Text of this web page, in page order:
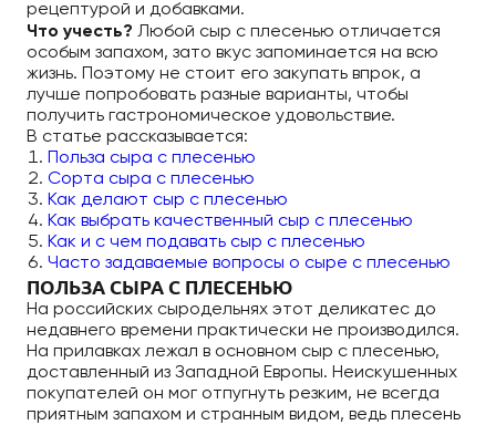
рецептурой и добавками.
Что учесть? Любой сыр с плесенью отличается
особым запахом, зато вкус запоминается на всю
жизнь. Поэтому не стоит его закупать впрок, а
лучше попробовать разные варианты, чтобы
получить гастрономическое удовольствие.
В статье рассказывается:
Польза сыра с плесенью
Сорта сыра с плесенью
Как делают сыр с плесенью
Как выбрать качественный сыр с плесенью
Как и с чем подавать сыр с плесенью
Часто задаваемые вопросы о сыре с плесенью
ПОЛЬЗА СЫРА С ПЛЕСЕНЬЮ
На российских сыродельнях этот деликатес до
недавнего времени практически не производился.
На прилавках лежал в основном сыр с плесенью,
доставленный из Западной Европы. Неискушенных
покупателей он мог отпугнуть резким, не всегда
приятным запахом и странным видом, ведь плесень